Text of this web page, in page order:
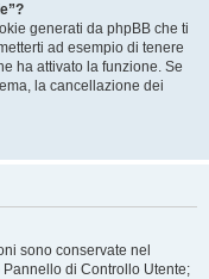
generati da phpBB che ti
ad esempio di tenere
ha attivato la funzione. Se
la cancellazione dei
sono conservate nel
di Controllo Utente;